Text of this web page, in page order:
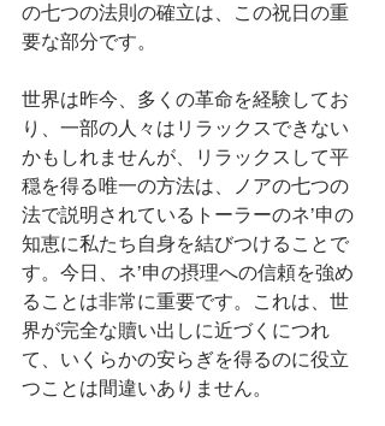
の七つの法則の確立は、この祝日の重
要な部分です。
世界は昨今、多くの革命を経験してお
り、一部の人々はリラックスできない
かもしれませんが、リラックスして平
穏を得る唯一の方法は、ノアの七つの
法で説明されているトーラーのネ’申の
知恵に私たち自身を結びつけることで
す。今日、ネ’申の摂理への信頼を強め
ることは非常に重要です。これは、世
界が完全な贖い出しに近づくにつれ
て、いくらかの安らぎを得るのに役立
つことは間違いありません。